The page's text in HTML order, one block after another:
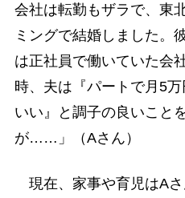
会社は転勤もザラで、東
ミングで結婚しました。
は正社員で働いていた会
時、夫は『パートで月5
いい』と調子の良いこと
が……」（Aさん）
現在、家事や育児はA